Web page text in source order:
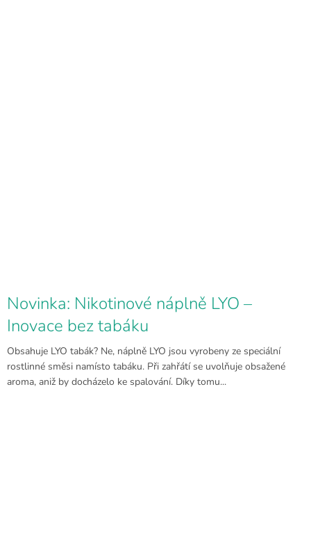
Novinka: Nikotinové náplně LYO –
Inovace bez tabáku
Obsahuje LYO tabák? Ne, náplně LYO jsou vyrobeny ze speciální
rostlinné směsi namísto tabáku. Při zahřátí se uvolňuje obsažené
aroma, aniž by docházelo ke spalování. Díky tomu...